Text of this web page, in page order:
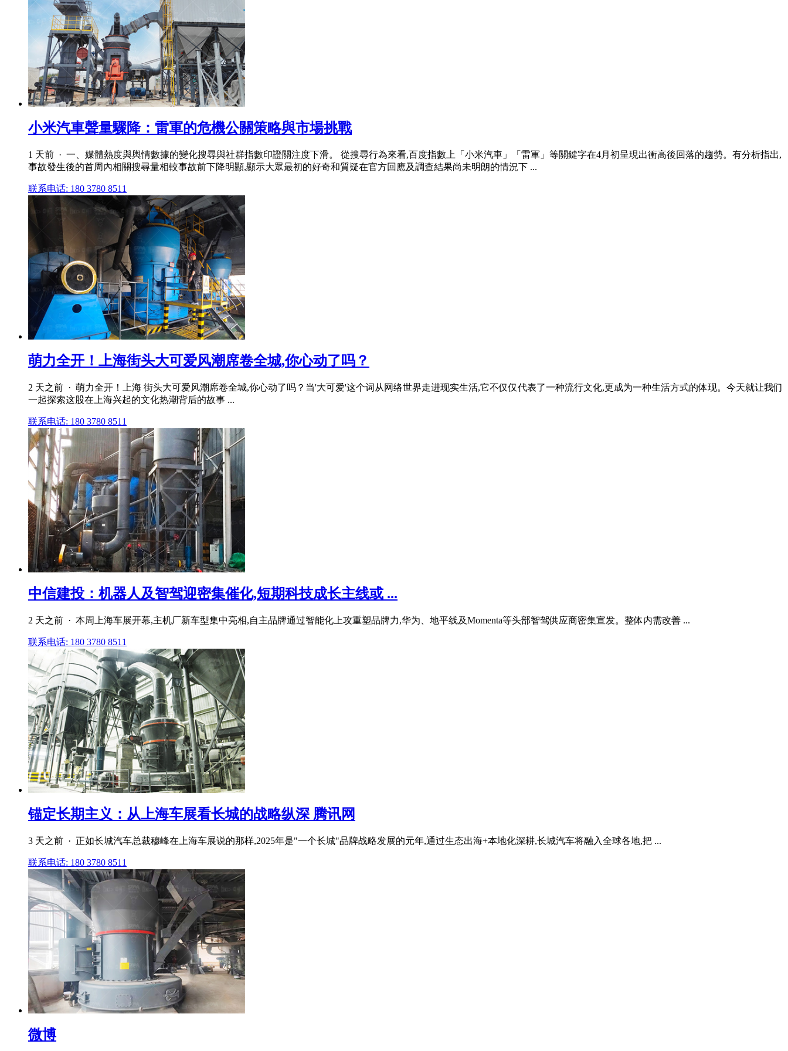
小米汽車聲量驟降：雷軍的危機公關策略與市場挑戰
1 天前 · 一、媒體熱度與輿情數據的變化搜尋與社群指數印證關注度下滑。 從搜尋行為來看,百度指數上「小米汽車」「雷軍」等關鍵字在4月初呈現出衝高後回落的趨勢。有分析指出,
事故發生後的首周內相關搜尋量相較事故前下降明顯,顯示大眾最初的好奇和質疑在官方回應及調查結果尚未明朗的情況下 ...
联系电话: 180 3780 8511
萌力全开！上海街头大可爱风潮席卷全城,你心动了吗？
2 天之前 · 萌力全开！上海 街头大可爱风潮席卷全城,你心动了吗？当'大可爱'这个词从网络世界走进现实生活,它不仅仅代表了一种流行文化,更成为一种生活方式的体现。今天就让我们
一起探索这股在上海兴起的文化热潮背后的故事 ...
联系电话: 180 3780 8511
中信建投：机器人及智驾迎密集催化,短期科技成长主线或 ...
2 天之前 · 本周上海车展开幕,主机厂新车型集中亮相,自主品牌通过智能化上攻重塑品牌力,华为、地平线及Momenta等头部智驾供应商密集宣发。整体内需改善 ...
联系电话: 180 3780 8511
锚定长期主义：从上海车展看长城的战略纵深 腾讯网
3 天之前 · 正如长城汽车总裁穆峰在上海车展说的那样,2025年是"一个长城"品牌战略发展的元年,通过生态出海+本地化深耕,长城汽车将融入全球各地,把 ...
联系电话: 180 3780 8511
微博